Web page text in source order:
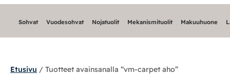
Sohvat Vuodesohvat Nojatuolit Mekanismituolit Makuuhuone
Etusivu / Tuotteet avainsanalla “vm-carpet aho”